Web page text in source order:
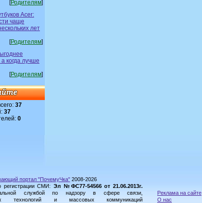
[Родителям]
Acer:
чаще
лет
[Родителям]
когда лучше
[Родителям]
37
37
0
портал "ПочемуЧка" 2008-2026
регистрации СМИ: Эл №ФС77-54566 от 21.06.2013г.
службой по надзору в сфере связи,
технологий и массовых коммуникаций
Реклама на сайте
О нас